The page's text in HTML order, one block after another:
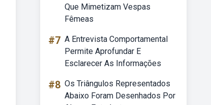
Que Mimetizam Vespas
Fêmeas
#7 A Entrevista Comportamental
Permite Aprofundar E
Esclarecer As Informações
#8 Os Triângulos Representados
Abaixo Foram Desenhados Por